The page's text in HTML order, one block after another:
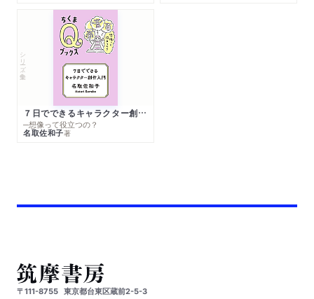
シリーズ・全集
７日でできるキャラクター創作入門
─想像って役立つの？
名取佐和子著
〒111-8755 東京都台東区蔵前2-5-3